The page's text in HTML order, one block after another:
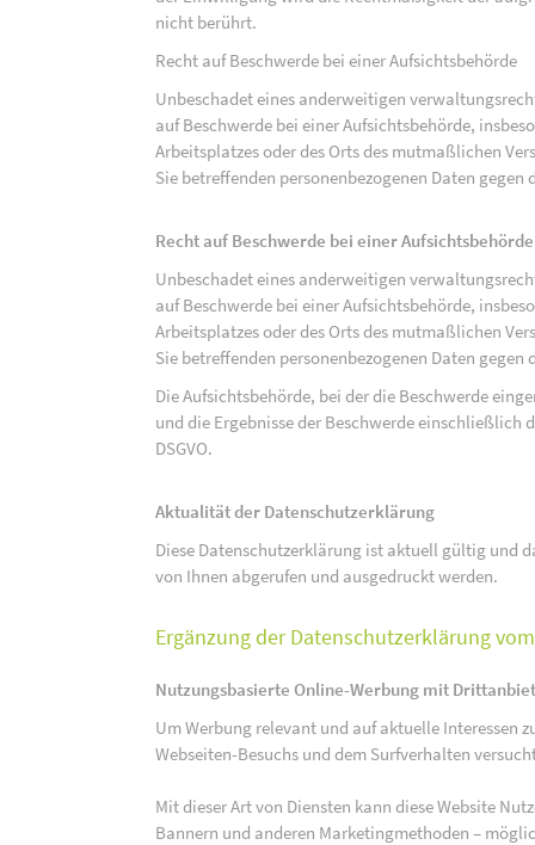
nicht berührt.
Recht auf Beschwerde bei einer Aufsichtsbehörde
Unbeschadet eines anderweitigen
auf Beschwerde bei einer Aufsichtsbehörde,
Arbeitsplatzes oder des Orts des mutmaßlichen
Sie betreffenden personenbezogenen Daten gegen
Recht auf Beschwerde bei einer Aufsichtsbehörde
Unbeschadet eines anderweitigen
auf Beschwerde bei einer Aufsichtsbehörde,
Arbeitsplatzes oder des Orts des mutmaßlichen
Sie betreffenden personenbezogenen Daten gegen
Die Aufsichtsbehörde, bei der die Beschwerde
und die Ergebnisse der Beschwerde
DSGVO.
Aktualität der Datenschutzerklärung
Diese Datenschutzerklärung ist aktuell gültig und
von Ihnen abgerufen und ausgedruckt werden.
Ergänzung der Datenschutzerklärung
Nutzungsbasierte Online-Werbung mit
Um Werbung relevant und auf aktuelle Interessen
Webseiten-Besuchs und dem Surfverhalten
Mit dieser Art von Diensten kann diese Website
Bannern und anderen Marketingmethoden –